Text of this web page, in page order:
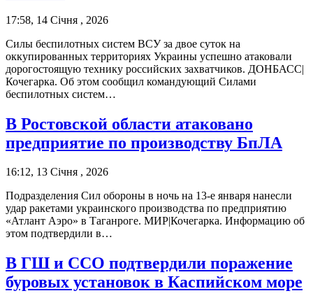
17:58, 14 Січня , 2026
Силы беспилотных систем ВСУ за двое суток на
оккупированных территориях Украины успешно атаковали
дорогостоящую технику российских захватчиков. ДОНБАСС|
Кочегарка. Об этом сообщил командующий Силами
беспилотных систем…
В Ростовской области атаковано
предприятие по производству БпЛА
16:12, 13 Січня , 2026
Подразделения Сил обороны в ночь на 13-е января нанесли
удар ракетами украинского производства по предприятию
«Атлант Аэро» в Таганроге. МИР|Кочегарка. Информацию об
этом подтвердили в…
В ГШ и ССО подтвердили поражение
буровых установок в Каспийском море